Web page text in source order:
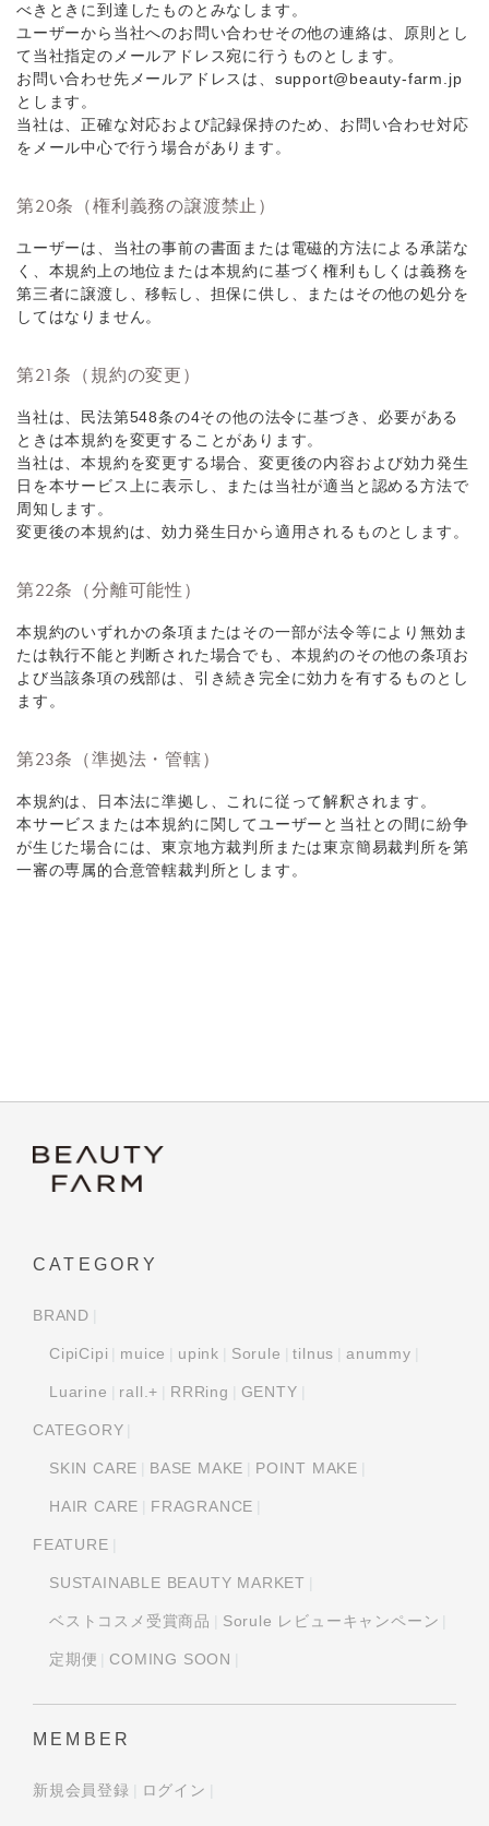
べきときに到達したものとみなします。
ユーザーから当社へのお問い合わせその他の連絡は、原則とし
て当社指定のメールアドレス宛に行うものとします。
お問い合わせ先メールアドレスは、support@beauty-farm.jp
とします。
当社は、正確な対応および記録保持のため、お問い合わせ対応
をメール中心で行う場合があります。
第20条（権利義務の譲渡禁止）
ユーザーは、当社の事前の書面または電磁的方法による承諾な
く、本規約上の地位または本規約に基づく権利もしくは義務を
第三者に譲渡し、移転し、担保に供し、またはその他の処分を
してはなりません。
第21条（規約の変更）
当社は、民法第548条の4その他の法令に基づき、必要がある
ときは本規約を変更することがあります。
当社は、本規約を変更する場合、変更後の内容および効力発生
日を本サービス上に表示し、または当社が適当と認める方法で
周知します。
変更後の本規約は、効力発生日から適用されるものとします。
第22条（分離可能性）
本規約のいずれかの条項またはその一部が法令等により無効ま
たは執行不能と判断された場合でも、本規約のその他の条項お
よび当該条項の残部は、引き続き完全に効力を有するものとし
ます。
第23条（準拠法・管轄）
本規約は、日本法に準拠し、これに従って解釈されます。
本サービスまたは本規約に関してユーザーと当社との間に紛争
が生じた場合には、東京地方裁判所または東京簡易裁判所を第
一審の専属的合意管轄裁判所とします。
CATEGORY
BRAND
CipiCipi muice upink Sorule tilnus anummy
Luarine rall.+ RRRing GENTY
CATEGORY
SKIN CARE BASE MAKE POINT MAKE
HAIR CARE FRAGRANCE
FEATURE
SUSTAINABLE BEAUTY MARKET
ベストコスメ受賞商品 Sorule レビューキャンペーン
定期便 COMING SOON
MEMBER
新規会員登録 ログイン